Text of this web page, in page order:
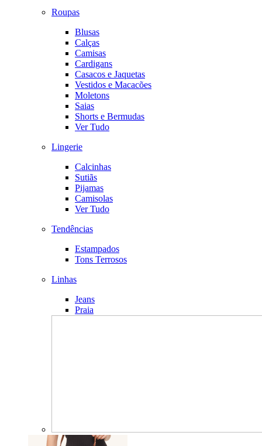
Roupas
Blusas
Calças
Camisas
Cardigans
Casacos e Jaquetas
Vestidos e Macacões
Moletons
Saias
Shorts e Bermudas
Ver Tudo
Lingerie
Calcinhas
Sutiãs
Pijamas
Camisolas
Ver Tudo
Tendências
Estampados
Tons Terrosos
Linhas
Jeans
Praia